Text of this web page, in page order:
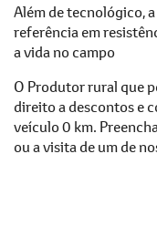
Além de tecnológico,
referência em
a vida no campo
O Produtor rural que
direito a descontos e
veículo 0 km.
ou a visita de um de